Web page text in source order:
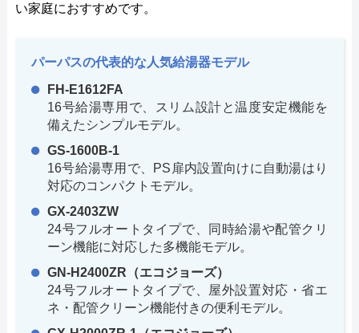
い家庭におすすめです。
パーパスの代表的な人気給湯器モデル
FH-E1612FA
16号給湯専用で、スリム設計と温度安定機能を
備えたシンプルモデル。
GS-1600B-1
16号給湯専用で、PS扉内設置向けに自動湯はり
対応のコンパクトモデル。
GX-2403ZW
24号フルオートタイプで、同時給湯や配管クリ
ーン機能に対応した多機能モデル。
GN-H2400ZR（エコジョーズ）
24号フルオートタイプで、屋外設置対応・省エ
ネ・配管クリーン機能付きの便利モデル。